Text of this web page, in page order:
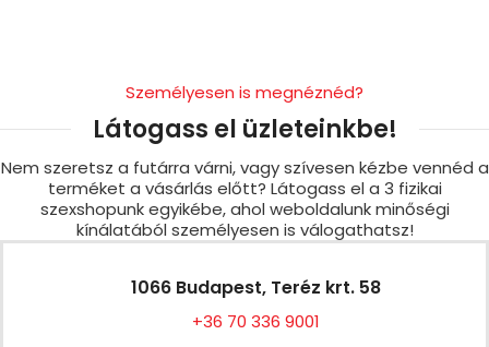
Személyesen is megnéznéd?
Látogass el üzleteinkbe!
Nem szeretsz a futárra várni, vagy szívesen kézbe vennéd a
terméket a vásárlás előtt? Látogass el a 3 fizikai
szexshopunk egyikébe, ahol weboldalunk minőségi
kínálatából személyesen is válogathatsz!
1066 Budapest, Teréz krt. 58
+36 70 336 9001